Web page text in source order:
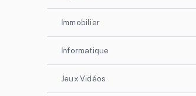
Immobilier
Informatique
Jeux Vidéos